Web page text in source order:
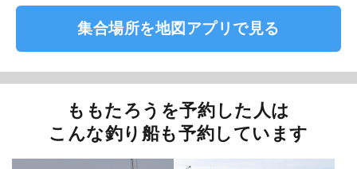
集合場所を地図アプリで見る
ももたろうを予約した人は
こんな釣り船も予約しています